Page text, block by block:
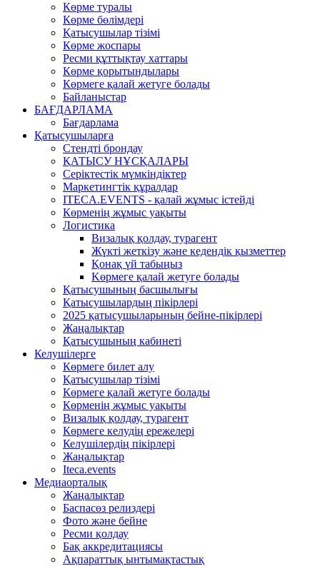
Көрме туралы
Көрме бөлімдері
Қатысушылар тізімі
Көрме жоспары
Ресми құттықтау хаттары
Көрме қорытындылары
Көрмеге қалай жетуге болады
Байланыстар
БАҒДАРЛАМА
Бағдарлама
Қатысушыларға
Стендті брондау
ҚАТЫСУ НҰСҚАЛАРЫ
Серіктестік мүмкіндіктер
Маркетингтік құралдар
ITECA.EVENTS - қалай жұмыс істейді
Көрменің жұмыс уақыты
Логистика
Визалық қолдау, турагент
Жүкті жеткізу және кедендік қызметтер
Қонақ үй табыңыз
Kөрмеге қалай жетуге болады
Қатысушының басшылығы
Қатысушылардың пікірлері
2025 қатысушыларының бейне-пікірлері
Жаңалықтар
Қатысушының кабинеті
Келушілерге
Көрмеге билет алу
Қатысушылар тізімі
Көрмеге қалай жетуге болады
Көрменің жұмыс уақыты
Визалық қолдау, турагент
Көрмеге келудің ережелері
Келушілердің пікірлері
Жаңалықтар
Iteca.events
Медиаорталық
Жаңалықтар
Баспасөз релиздері
Фото және бейне
Ресми қолдау
Бақ аккредитациясы
Ақпараттық ынтымақтастық